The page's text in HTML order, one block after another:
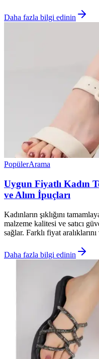
Daha fazla bilgi edinin
PopülerArama
Uygun Fiyatlı Kadın
ve Alım İpuçları
Kadınların şıklığını
malzeme kalitesi ve satıcı
sağlar. Farklı fiyat
Daha fazla bilgi edinin